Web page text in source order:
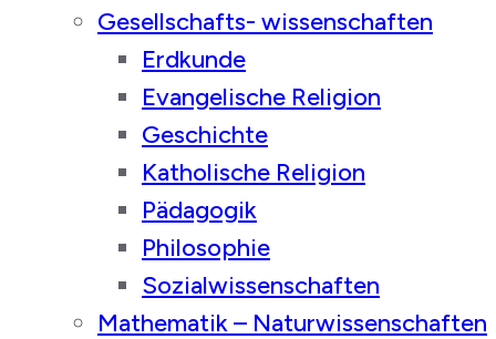
Gesellschafts- wissenschaften
Erdkunde
Evangelische Religion
Geschichte
Katholische Religion
Pädagogik
Philosophie
Sozialwissenschaften
Mathematik – Naturwissenschaften